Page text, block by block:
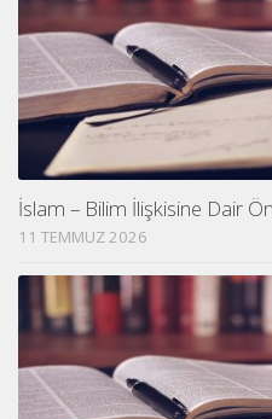
İslam – Bilim İlişkisine Dair
11 TEMMUZ 2026